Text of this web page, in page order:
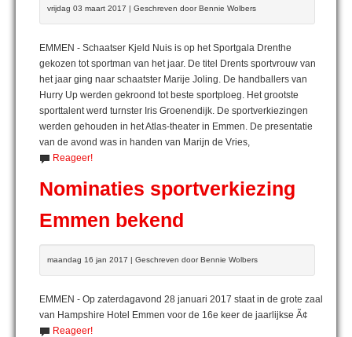
vrijdag 03 maart 2017 | Geschreven door Bennie Wolbers
EMMEN - Schaatser Kjeld Nuis is op het Sportgala Drenthe
gekozen tot sportman van het jaar. De titel Drents sportvrouw van
het jaar ging naar schaatster Marije Joling. De handballers van
Hurry Up werden gekroond tot beste sportploeg. Het grootste
sporttalent werd turnster Iris Groenendijk. De sportverkiezingen
werden gehouden in het Atlas-theater in Emmen. De presentatie
van de avond was in handen van Marijn de Vries,
Reageer!
Nominaties sportverkiezing
Emmen bekend
maandag 16 jan 2017 | Geschreven door Bennie Wolbers
EMMEN - Op zaterdagavond 28 januari 2017 staat in de grote zaal
van Hampshire Hotel Emmen voor de 16e keer de jaarlijkse Ã¢
Reageer!